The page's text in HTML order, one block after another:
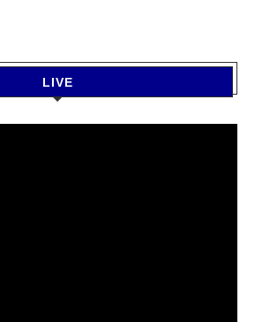
LIVE